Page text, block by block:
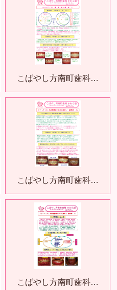
こばやし方南町歯科…
こばやし方南町歯科…
こばやし方南町歯科…